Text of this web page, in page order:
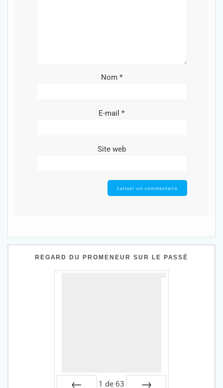
Nom *
E-mail *
Site web
REGARD DU PROMENEUR SUR LE PASSÉ
1 de 63